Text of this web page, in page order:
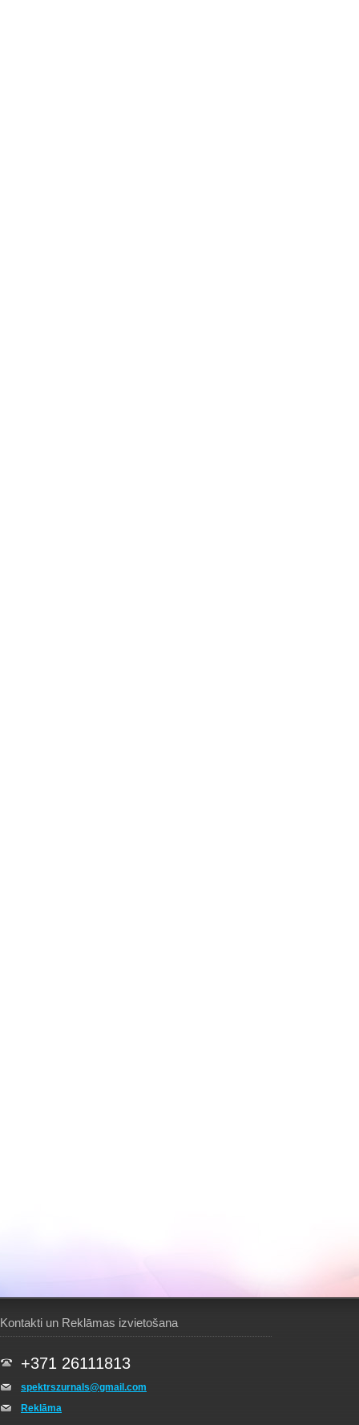
Kontakti un Reklāmas izvietošana
+371 26111813
spektrszurnals@gmail.com
Reklāma